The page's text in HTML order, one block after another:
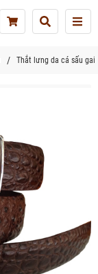
Thắt lưng da cá sấu gai